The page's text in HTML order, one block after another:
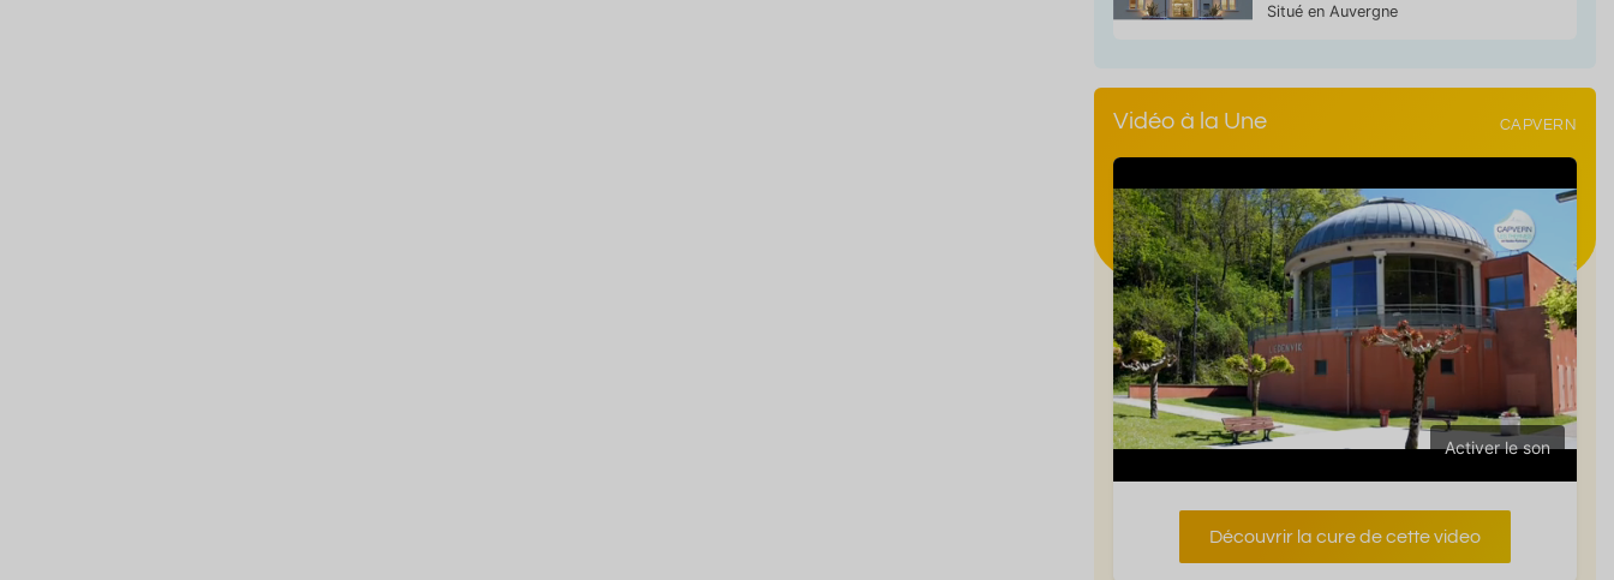
Situé en Auvergne
Vidéo à la Une CAPVERN
Activer le son
Découvrir la cure de cette video